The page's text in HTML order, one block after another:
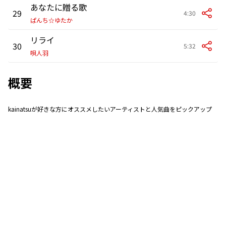
29 あなたに贈る歌
ぱんち☆ゆたか
4:30
30 リライ
唄人羽
5:32
概要
kainatsuが好きな方にオススメしたいアーティストと人気曲をピックアップ